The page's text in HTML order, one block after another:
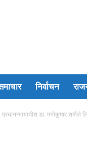
निर्वाचन
प्रधानन्यायाधीश डा. मनोकुमार